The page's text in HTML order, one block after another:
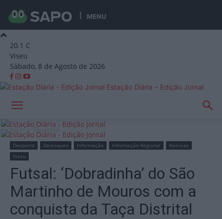
MENU
20.1 C
Viseu
Sábado, 8 de Agosto de 2026
Estação Diária – Edição Jornal
Início Desporto
Desporto Destaques Informação Informação Regional
Notícias
Viseu
Futsal: ‘Dobradinha’ do São
Martinho de Mouros com a
conquista da Taça Distrital